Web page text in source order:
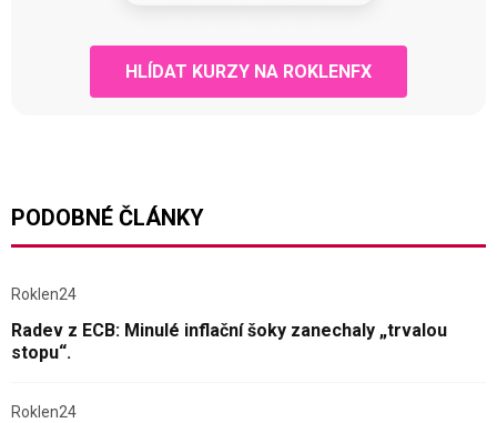
HLÍDAT KURZY NA ROKLENFX
PODOBNÉ ČLÁNKY
Roklen24
Radev z ECB: Minulé inflační šoky zanechaly „trvalou
stopu“.
Roklen24